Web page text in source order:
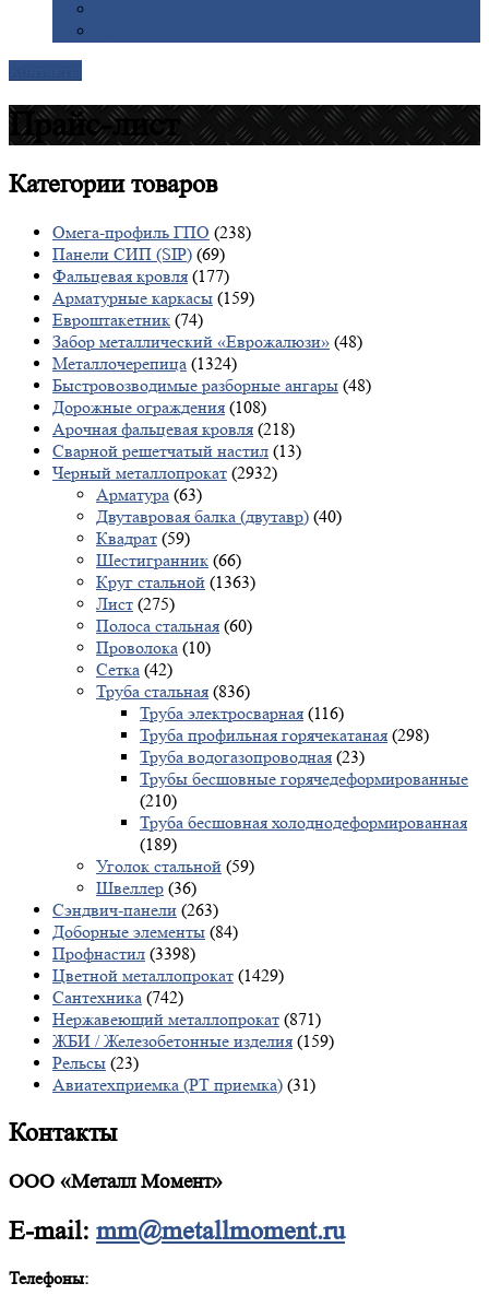
Прайс-лист
Категориитоваров
Омега-профиль ГПО (238)
Панели СИП (SIP) (69)
Фальцевая кровля (177)
Арматурные каркасы (159)
Евроштакетник (74)
Забор металлический «Еврожалюзи» (48)
Металлочерепица (1324)
Быстровозводимые разборные ангары (48)
Дорожные ограждения (108)
Арочная фальцевая кровля (218)
Сварной решетчатый настил (13)
Черный металлопрокат (2932)
Арматура (63)
Двутавровая балка (двутавр) (40)
Квадрат (59)
Шестигранник (66)
Круг стальной (1363)
Лист (275)
Полоса стальная (60)
Проволока (10)
Сетка (42)
Труба стальная (836)
Труба электросварная (116)
Труба профильная горячекатаная (298)
Труба водогазопроводная (23)
Трубы бесшовные горячедеформированные
(210)
Труба бесшовная холоднодеформированная
(189)
Уголок стальной (59)
Швеллер (36)
Сэндвич-панели (263)
Доборные элементы (84)
Профнастил (3398)
Цветной металлопрокат (1429)
Сантехника (742)
Нержавеющий металлопрокат (871)
ЖБИ / Железобетонные изделия (159)
Рельсы (23)
Авиатехприемка (РТ приемка) (31)
Контакты
ООО «Металл Момент»
E-mail: mm@metallmoment.ru
Телефоны: